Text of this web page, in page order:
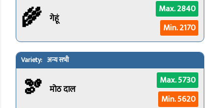
🌾 गेहूं
Max. 2840
Min. 2170
अन्य सभी
🫘 मोठ दाल
Max. 5730
Min. 5620